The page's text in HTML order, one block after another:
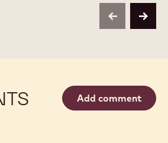
previousnext
Add comment